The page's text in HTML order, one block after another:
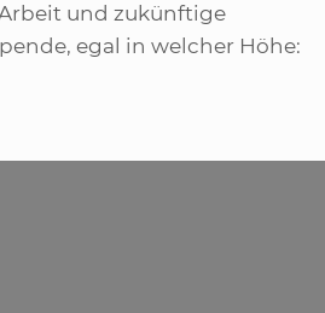
und zukünftige
egal in welcher Höhe: